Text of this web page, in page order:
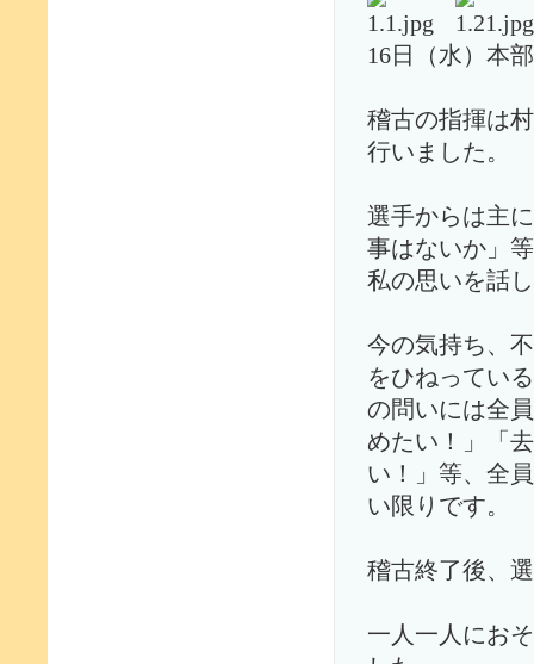
16日（水）本
稽古の指揮は
行いました。
選手からは主
事はないか」
私の思いを話
今の気持ち、
をひねってい
の問いには全
めたい！」「
い！」等、全
い限りです。
稽古終了後、
一人一人にお